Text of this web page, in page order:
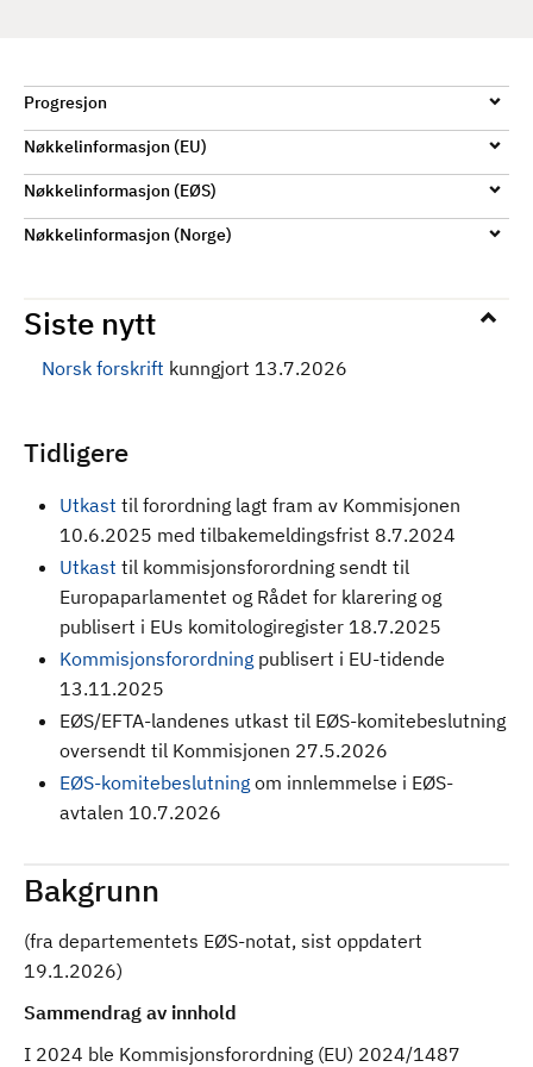
Progresjon
Nøkkelinformasjon (EU)
Nøkkelinformasjon (EØS)
Nøkkelinformasjon (Norge)
Siste nytt
Norsk forskrift kunngjort 13.7.2026
Tidligere
Utkast til forordning lagt fram av Kommisjonen
10.6.2025 med tilbakemeldingsfrist 8.7.2024
Utkast til kommisjonsforordning sendt til
Europaparlamentet og Rådet for klarering og
publisert i EUs komitologiregister 18.7.2025
Kommisjonsforordning publisert i EU-tidende
13.11.2025
EØS/EFTA-landenes utkast til EØS-komitebeslutning
oversendt til Kommisjonen 27.5.2026
EØS-komitebeslutning om innlemmelse i EØS-
avtalen 10.7.2026
Bakgrunn
(fra departementets EØS-notat, sist oppdatert
19.1.2026)
Sammendrag av innhold
I 2024 ble Kommisjonsforordning (EU) 2024/1487